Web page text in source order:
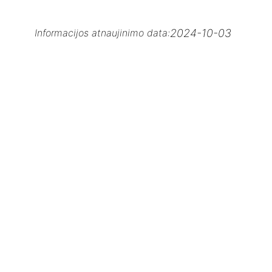
Informacijos atnaujinimo data:2024-10-03